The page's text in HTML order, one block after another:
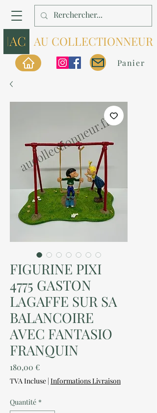
AU COLLECTIONNEUR
Panier
FIGURINE PIXI
4775 GASTON
LAGAFFE SUR SA
BALANCOIRE
AVEC FANTASIO
FRANQUIN
180,00 €Prix
TVA Incluse | Informations Livraison
Quantité *